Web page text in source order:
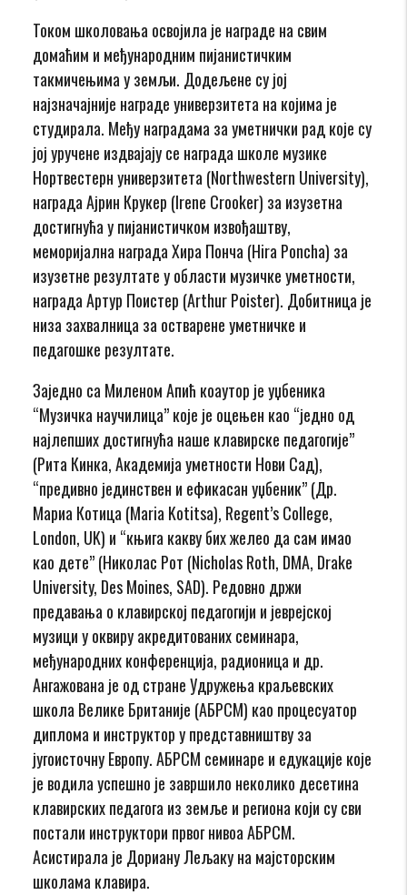
Током школовања освојила је награде на свим
домаћим и међународним пијанистичким
такмичењима у земљи. Додељене су јој
најзначајније награде универзитета на којима је
студирала. Међу наградама за уметнички рад које су
јој уручене издвајају се награда школе музике
Нортвестерн универзитета (Northwestern University),
наградa Ајрин Крукер (Irene Crooker) за изузетна
достигнућа у пијанистичком извођаштву,
меморијалнa наградa Хира Понча (Hira Poncha) за
изузетне резултате у области музичке уметности,
наградa Артур Поистер (Arthur Poister). Добитница је
низа захвалница за остварене уметничке и
педагошке резултате.
Заједно са Миленом Апић коаутор је уџбеника
“Музичка научилица” које је оцењен као “једно од
најлепших достигнућа наше клавирске педагогије”
(Рита Кинка, Академија уметности Нови Сад),
“предивно јединствен и ефикасан уџбеник” (Др.
Мариа Котица (Maria Kotitsa), Regent’s College,
London, UK) и “књига какву бих желео да сам имао
као дете” (Николас Рот (Nicholas Roth, DMA, Drake
University, Des Moines, SAD). Редовно држи
предавања о клавирској педагогији и јеврејској
музици у оквиру акредитованих семинара,
међународних конференција, радионица и др.
Ангажована је од стране Удружења краљевских
школа Велике Британије (АБРСМ) као процесуатор
диплома и инструктор у представништву за
југоисточну Европу. АБРСМ семинаре и едукације које
је водила успешно је завршило неколико десетина
клавирских педагога из земље и региона који су сви
постали инструктори првог нивоа АБРСМ.
Асистирала је Дориану Лељаку на мајсторским
школама клавира.